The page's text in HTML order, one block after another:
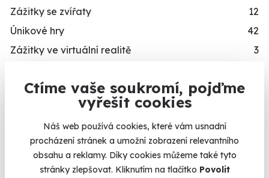
Ctíme vaše soukromí, pojďme
vyřešit cookies
Náš web používá cookies, které vám usnadní
procházení stránek a umožní zobrazení relevantního
obsahu a reklamy. Díky cookies můžeme také tyto
stránky zlepšovat. Kliknutím na tlačítko Povolit
Kalendář volných
termínů
Termíny pro zvolenou variantu:
Zážitky se zvířaty
12
Únikové hry
42
Zážitky ve virtuální realitě
3
Dárkové balíčky
Zážitky v akci
Novinka
Exkluzivně u Zážitky.cz